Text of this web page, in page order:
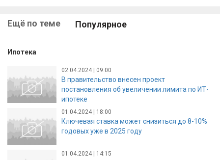
Ещё по теме Популярное
Ипотека
02.04.2024 | 09:00
В правительство внесен проект
постановления об увеличении лимита по ИТ-
ипотеке
01.04.2024 | 18:00
Ключевая ставка может снизиться до 8-10%
годовых уже в 2025 году
01.04.2024 | 14:15